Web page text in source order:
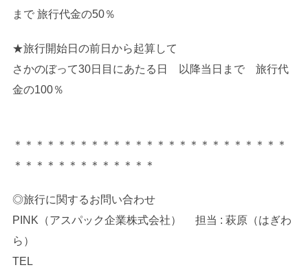
まで 旅行代金の50％
★旅行開始日の前日から起算して
さかのぼって30日目にあたる日 以降当日まで 旅行代
金の100％
＊＊＊＊＊＊＊＊＊＊＊＊＊＊＊＊＊＊＊＊＊＊＊＊＊
＊＊＊＊＊＊＊＊＊＊＊＊＊
◎旅行に関するお問い合わせ
PINK（アスパック企業株式会社） 担当 : 萩原（はぎわ
ら）
TEL